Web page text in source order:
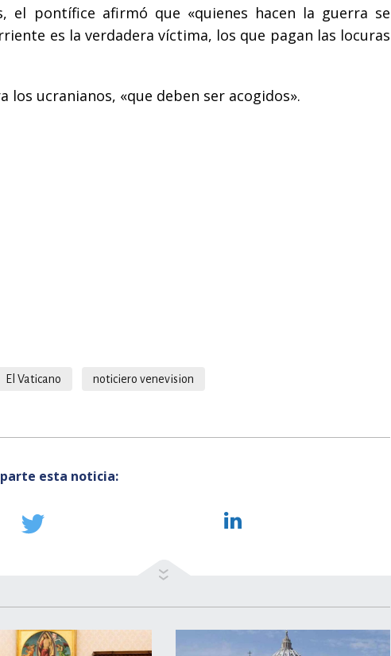
el pontífice afirmó que «quienes hacen la guerra se
es la verdadera víctima, los que pagan las locuras
ucranianos, «que deben ser acogidos».
El Vaticano noticiero venevision
esta noticia: